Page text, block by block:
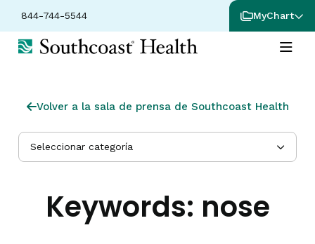
844-744-5544 MyChart
Volver a la sala de prensa de Southcoast Health
Seleccionar categoría
Keywords: nose